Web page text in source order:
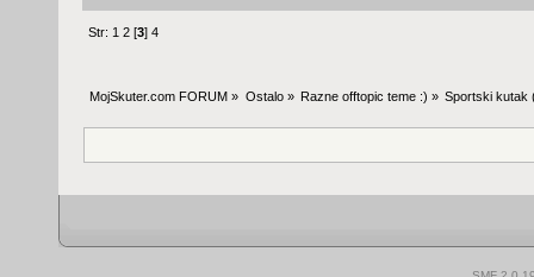
Str: 1 2 [3]4
MojSkuter.com FORUM » Ostalo» Razne offtopic teme :) » Sportski kutak